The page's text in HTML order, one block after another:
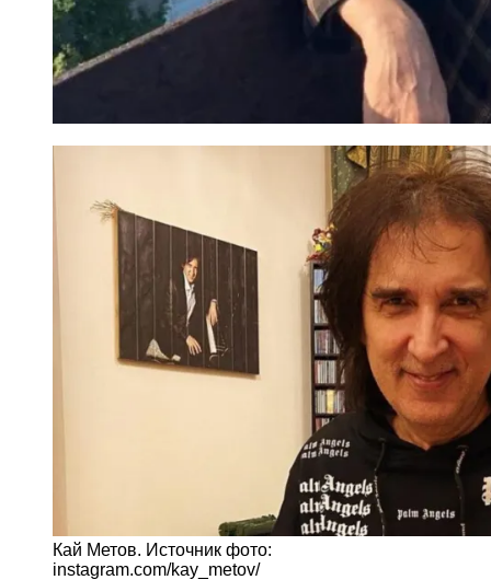
Кай Метов. Источник фото:
instagram.com/kay_metov/